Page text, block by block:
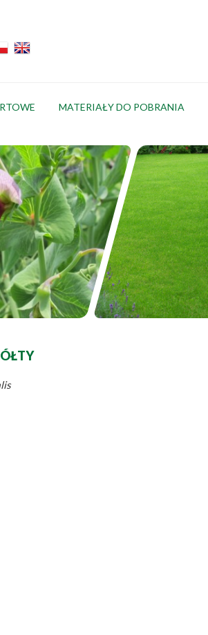
MATERIAŁY DO POBRANIA